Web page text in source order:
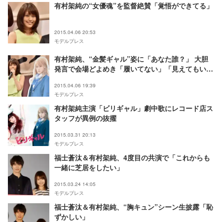
有村架純の“女優魂”を監督絶賛「覚悟ができてる」
2015.04.06 20:53
モデルプレス
有村架純、“金髪ギャル”姿に「あなた誰？」 大胆
発言で会場どよめき「履いてない」「見えてもい
2015.04.06 19:39
モデルプレス
有村架純主演「ビリギャル」劇中歌にレコード店ス
タッフが異例の抜擢
2015.03.31 20:13
モデルプレス
福士蒼汰＆有村架純、4度目の共演で「これからも
一緒に芝居をしたい」
2015.03.24 14:05
モデルプレス
福士蒼汰＆有村架純、“胸キュン”シーン生披露「恥
ずかしい」